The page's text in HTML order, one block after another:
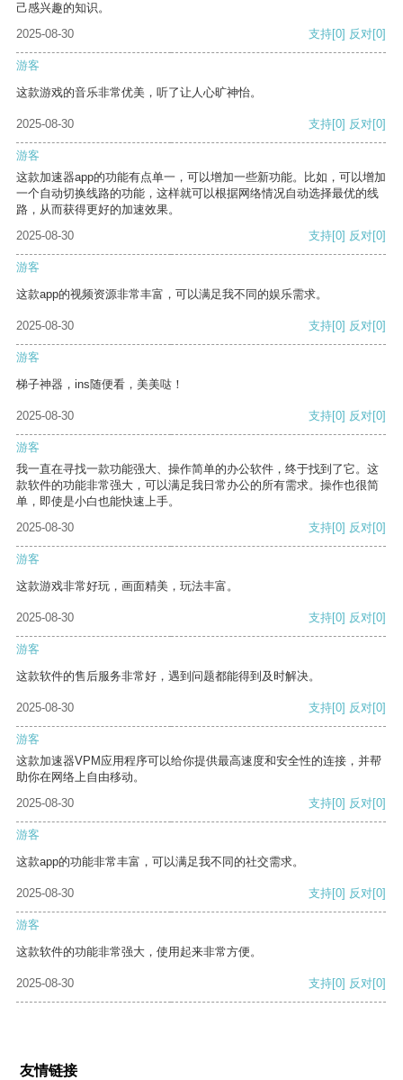
己感兴趣的知识。
2025-08-30
支持[0] 反对[0]
游客
这款游戏的音乐非常优美，听了让人心旷神怡。
2025-08-30 支持[0] 反对[0]
游客
这款加速器app的功能有点单一，可以增加一些新功能。比如，可以增加
一个自动切换线路的功能，这样就可以根据网络情况自动选择最优的线
路，从而获得更好的加速效果。
2025-08-30
支持[0] 反对[0]
游客
这款app的视频资源非常丰富，可以满足我不同的娱乐需求。
2025-08-30 支持[0] 反对[0]
游客
梯子神器，ins随便看，美美哒！
2025-08-30 支持[0] 反对[0]
游客
我一直在寻找一款功能强大、操作简单的办公软件，终于找到了它。这
款软件的功能非常强大，可以满足我日常办公的所有需求。操作也很简
单，即使是小白也能快速上手。
2025-08-30
支持[0] 反对[0]
游客
这款游戏非常好玩，画面精美，玩法丰富。
2025-08-30 支持[0] 反对[0]
游客
这款软件的售后服务非常好，遇到问题都能得到及时解决。
2025-08-30 支持[0] 反对[0]
游客
这款加速器VPM应用程序可以给你提供最高速度和安全性的连接，并帮
助你在网络上自由移动。
2025-08-30
支持[0] 反对[0]
游客
这款app的功能非常丰富，可以满足我不同的社交需求。
2025-08-30 支持[0] 反对[0]
游客
这款软件的功能非常强大，使用起来非常方便。
2025-08-30 支持[0] 反对[0]
友情链接